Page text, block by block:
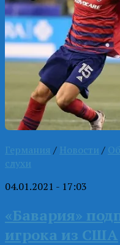
Германия / Новости /
слухи
04.01.2021 - 17:03
«Бавария»
игрока из США